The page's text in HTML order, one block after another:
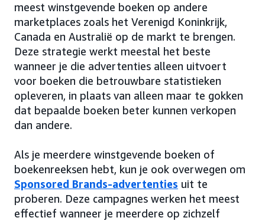
meest winstgevende boeken op andere
marketplaces zoals het Verenigd Koninkrijk,
Canada en Australië op de markt te brengen.
Deze strategie werkt meestal het beste
wanneer je die advertenties alleen uitvoert
voor boeken die betrouwbare statistieken
opleveren, in plaats van alleen maar te gokken
dat bepaalde boeken beter kunnen verkopen
dan andere.
Als je meerdere winstgevende boeken of
boekenreeksen hebt, kun je ook overwegen om
Sponsored Brands-advertenties uit te
proberen. Deze campagnes werken het meest
effectief wanneer je meerdere op zichzelf